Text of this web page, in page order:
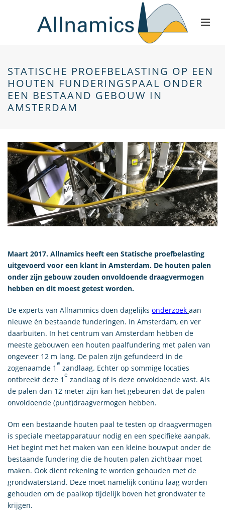
STATISCHE PROEFBELASTING OP EEN
HOUTEN FUNDERINGSPAAL ONDER
EEN BESTAAND GEBOUW IN
AMSTERDAM
Maart 2017. Allnamics heeft een Statische proefbelasting
uitgevoerd voor een klant in Amsterdam. De houten palen
onder zijn gebouw zouden onvoldoende draagvermogen
hebben en dit moest getest worden.
De experts van Allnammics doen dagelijks onderzoek aan
nieuwe én bestaande funderingen. In Amsterdam, en ver
daarbuiten. In het centrum van Amsterdam hebben de
meeste gebouwen een houten paalfundering met palen van
ongeveer 12 m lang. De palen zijn gefundeerd in de
zogenaamde 1
e
zandlaag. Echter op sommige locaties
ontbreekt deze 1
e
zandlaag of is deze onvoldoende vast. Als
de palen dan 12 meter zijn kan het gebeuren dat de palen
onvoldoende (punt)draagvermogen hebben.
Om een bestaande houten paal te testen op draagvermogen
is speciale meetapparatuur nodig en een specifieke aanpak.
Het begint met het maken van een kleine bouwput onder de
bestaande fundering die de houten palen zichtbaar moet
maken. Ook dient rekening te worden gehouden met de
grondwaterstand. Deze moet namelijk continu laag worden
gehouden om de paalkop tijdelijk boven het grondwater te
krijgen.